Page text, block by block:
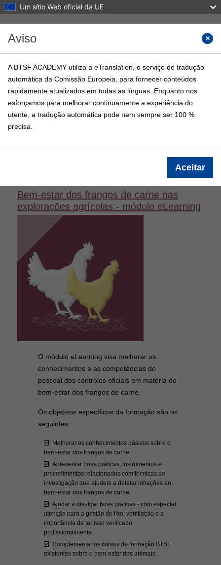
Um sítio Web oficial da UE
BTSF ACADEMY
Página principal Cursos BTSF Informação
Informações sobre a disciplina
Bem-estar dos frangos de carne nas
explorações agrícolas - módulo eLearning
O módulo eLearning visa melhorar os
conhecimentos e as competências do
pessoal dos controlos oficiais em matéria de
bem-estar dos frangos de carne.
Os objetivos específicos da formação são os
seguintes:
Melhorar os conhecimentos básicos sobre o
bem-estar dos frangos de carne.
Apresentar boas práticas, instrumentos e
procedimentos relacionados com técnicas de
investigação que ajudem a detetar infrações ao
bem-estar dos frangos de carne.
Ajudar a divulgar boas práticas - com especial
atenção para a gestão de lixo, ventilação e a
importância de ter isso verificado
profissionalmente.
Complementar os cursos de formação BTSF
existentes sobre o bem-estar dos animais.
Aviso
A BTSF ACADEMY utiliza a eTranslation, o serviço de tradução
automática da Comissão Europeia, para fornecer conteúdos
rapidamente atualizados em todas as línguas. Enquanto nos
esforçamos para melhorar continuamente a experiência do
utente, a tradução automática pode nem sempre ser 100 %
precisa.
Aceitar